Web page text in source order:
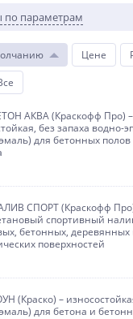
по параметрам
Цене
АКВА (Краскофф Про) –
без запаха водно-
для бетонных
СПОРТ (Краскофф
спортивный
бетонных, деревянных
поверхностей
(Краско) –
для бетона и